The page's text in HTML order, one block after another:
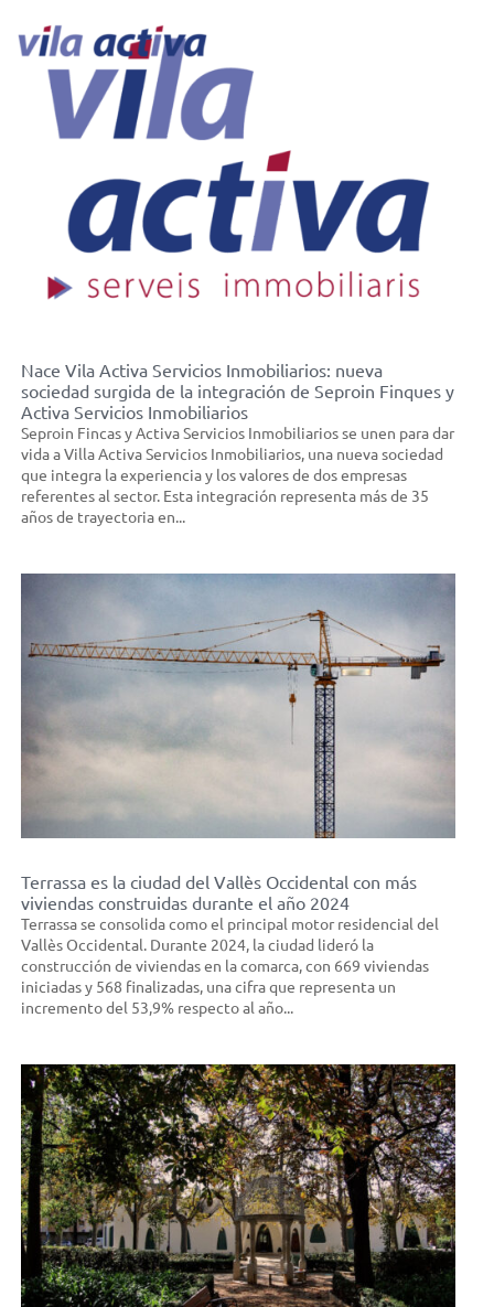
Nace Vila Activa Servicios Inmobiliarios: nueva
sociedad surgida de la integración de Seproin Finques y
Activa Servicios Inmobiliarios
Seproin Fincas y Activa Servicios Inmobiliarios se unen para dar
vida a Villa Activa Servicios Inmobiliarios, una nueva sociedad
que integra la experiencia y los valores de dos empresas
referentes al sector. Esta integración representa más de 35
años de trayectoria en...
Terrassa es la ciudad del Vallès Occidental con más
viviendas construidas durante el año 2024
Terrassa se consolida como el principal motor residencial del
Vallès Occidental. Durante 2024, la ciudad lideró la
construcción de viviendas en la comarca, con 669 viviendas
iniciadas y 568 finalizadas, una cifra que representa un
incremento del 53,9% respecto al año...